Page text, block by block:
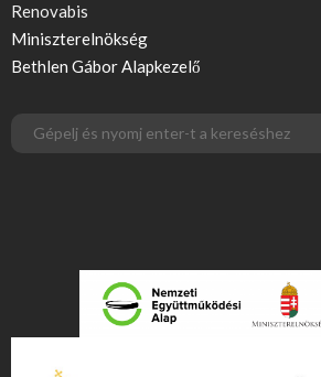
Renovabis
Miniszterelnökség
Bethlen Gábor Alapkezelő